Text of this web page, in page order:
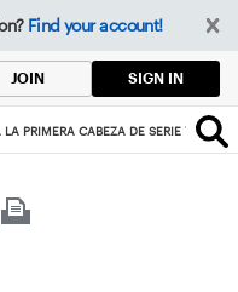
Find your account!
JOIN SIGN IN
LA PRIMERA CABEZA DE SERIE Y